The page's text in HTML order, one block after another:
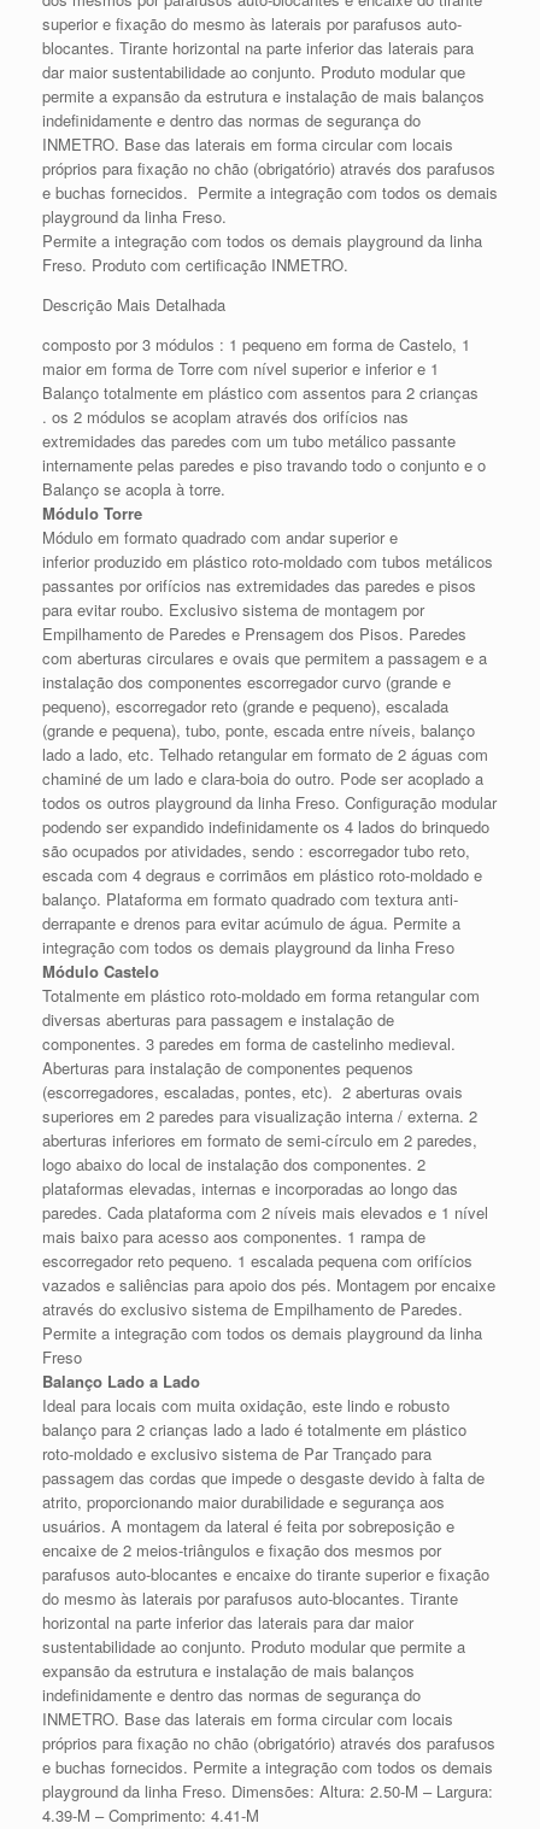
superior e fixação do mesmo às laterais por parafusos auto-
blocantes. Tirante horizontal na parte inferior das laterais para
dar maior sustentabilidade ao conjunto. Produto modular que
permite a expansão da estrutura e instalação de mais balanços
indefinidamente e dentro das normas de segurança do
INMETRO. Base das laterais em forma circular com locais
próprios para fixação no chão (obrigatório) através dos parafusos
e buchas fornecidos. Permite a integração com todos os demais
playground da linha Freso.
Permite a integração com todos os demais playground da linha
Freso. Produto com certificação INMETRO.
Descrição Mais Detalhada
composto por 3 módulos : 1 pequeno em forma de Castelo, 1
maior em forma de Torre com nível superior e inferior e 1
Balanço totalmente em plástico com assentos para 2 crianças
. os 2 módulos se acoplam através dos orifícios nas
extremidades das paredes com um tubo metálico passante
internamente pelas paredes e piso travando todo o conjunto e o
Balanço se acopla à torre.
Módulo Torre
Módulo em formato quadrado com andar superior e
inferior produzido em plástico roto-moldado com tubos metálicos
passantes por orifícios nas extremidades das paredes e pisos
para evitar roubo. Exclusivo sistema de montagem por
Empilhamento de Paredes e Prensagem dos Pisos. Paredes
com aberturas circulares e ovais que permitem a passagem e a
instalação dos componentes escorregador curvo (grande e
pequeno), escorregador reto (grande e pequeno), escalada
(grande e pequena), tubo, ponte, escada entre níveis, balanço
lado a lado, etc. Telhado retangular em formato de 2 águas com
chaminé de um lado e clara-boia do outro. Pode ser acoplado a
todos os outros playground da linha Freso. Configuração modular
podendo ser expandido indefinidamente os 4 lados do brinquedo
são ocupados por atividades, sendo : escorregador tubo reto,
escada com 4 degraus e corrimãos em plástico roto-moldado e
balanço. Plataforma em formato quadrado com textura anti-
derrapante e drenos para evitar acúmulo de água. Permite a
integração com todos os demais playground da linha Freso
Módulo Castelo
Totalmente em plástico roto-moldado em forma retangular com
diversas aberturas para passagem e instalação de
componentes. 3 paredes em forma de castelinho medieval.
Aberturas para instalação de componentes pequenos
(escorregadores, escaladas, pontes, etc). 2 aberturas ovais
superiores em 2 paredes para visualização interna / externa. 2
aberturas inferiores em formato de semi-círculo em 2 paredes,
logo abaixo do local de instalação dos componentes. 2
plataformas elevadas, internas e incorporadas ao longo das
paredes. Cada plataforma com 2 níveis mais elevados e 1 nível
mais baixo para acesso aos componentes. 1 rampa de
escorregador reto pequeno. 1 escalada pequena com orifícios
vazados e saliências para apoio dos pés. Montagem por encaixe
através do exclusivo sistema de Empilhamento de Paredes.
Permite a integração com todos os demais playground da linha
Freso
Balanço Lado a Lado
Ideal para locais com muita oxidação, este lindo e robusto
balanço para 2 crianças lado a lado é totalmente em plástico
roto-moldado e exclusivo sistema de Par Trançado para
passagem das cordas que impede o desgaste devido à falta de
atrito, proporcionando maior durabilidade e segurança aos
usuários. A montagem da lateral é feita por sobreposição e
encaixe de 2 meios-triângulos e fixação dos mesmos por
parafusos auto-blocantes e encaixe do tirante superior e fixação
do mesmo às laterais por parafusos auto-blocantes. Tirante
horizontal na parte inferior das laterais para dar maior
sustentabilidade ao conjunto. Produto modular que permite a
expansão da estrutura e instalação de mais balanços
indefinidamente e dentro das normas de segurança do
INMETRO. Base das laterais em forma circular com locais
próprios para fixação no chão (obrigatório) através dos parafusos
e buchas fornecidos. Permite a integração com todos os demais
playground da linha Freso. Dimensões: Altura: 2.50-M – Largura:
4.39-M – Comprimento: 4.41-M